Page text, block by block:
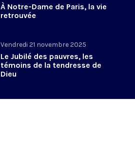
À Notre-Dame de Paris, la vie
retrouvée
Vendredi 21 novembre 2025
Le Jubilé des pauvres, les
témoins de la tendresse de
Dieu